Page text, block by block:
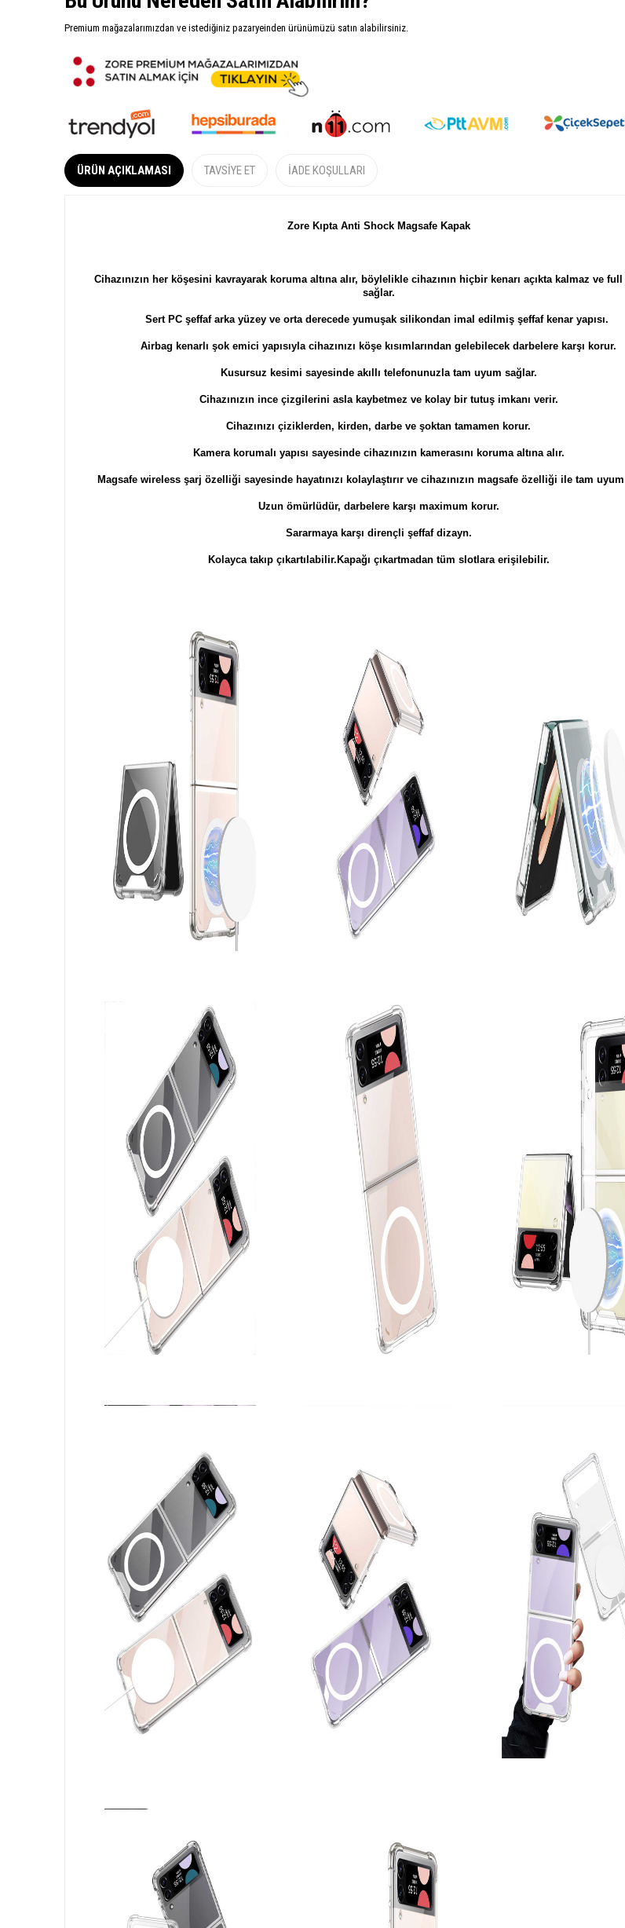
Premium mağazalarımızdan ve istediğiniz pazaryeinden ürünümüzü satın alabilirsiniz.
ÜRÜN AÇIKLAMASI TAVSIYE ET İADE KOŞULLARI
Zore Kıpta Anti Shock Magsafe Kapak
​​​​​​​​​​​​​​​​​​​​​​​​​​​​​​​​​​​​​​​​​​​​​​Cihazınızın her köşesini kavrayarak koruma altına alır, böylelikle cihazının hiçbir kenarı açıkta kalmaz ve
sağlar.
Sert PC şeffaf arka yüzey ve orta derecede yumuşak silikondan imal edilmiş şeffaf kenar yapısı.
Airbag kenarlı şok emici yapısıyla cihazınızı köşe kısımlarından gelebilecek darbelere karşı korur.
Kusursuz kesimi sayesinde akıllı telefonunuzla tam uyum sağlar.
Cihazınızın ince çizgilerini asla kaybetmez ve kolay bir tutuş imkanı verir.
Cihazınızı çiziklerden, kirden, darbe ve şoktan tamamen korur.
Kamera korumalı yapısı sayesinde cihazınızın kamerasını koruma altına alır.
Magsafe wireless şarj özelliği sayesinde hayatınızı kolaylaştırır ve cihazınızın magsafe özelliği ile tam
Uzun ömürlüdür, darbelere karşı maximum korur.
Sararmaya karşı dirençli şeffaf dizayn.
Kolayca takıp çıkartılabilir.Kapağı çıkartmadan tüm slotlara erişilebilir.